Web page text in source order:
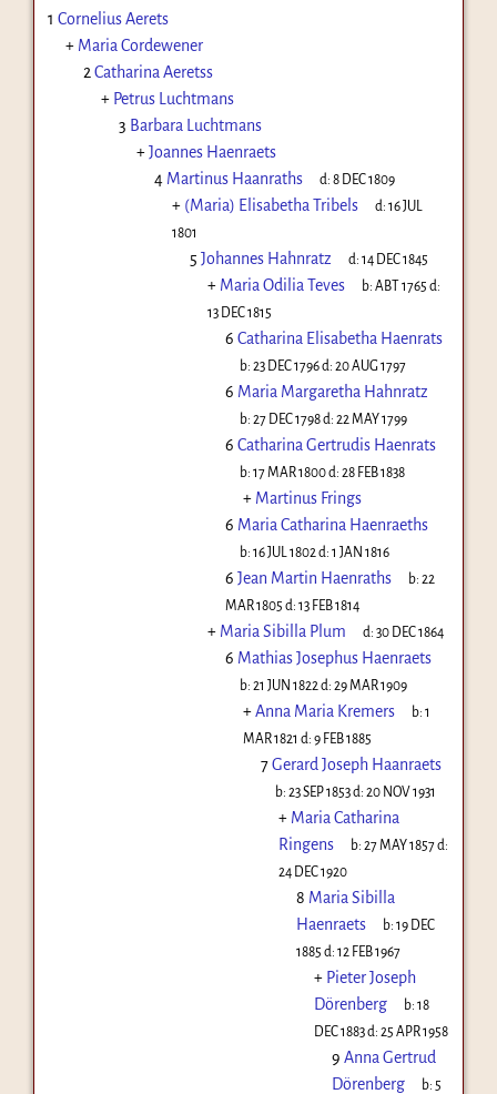
1 Cornelius Aerets
+ Maria Cordewener
2 Catharina Aeretss
+ Petrus Luchtmans
3 Barbara Luchtmans
+Joannes Haenraets
4 Martinus Haanraths d:8 DEC 1809
+ (Maria) Elisabetha Tribels d:16 JUL
1801
5 Johannes Hahnratz d:14 DEC 1845
+ Maria Odilia Teves b:ABT 1765 d:
13 DEC 1815
6 Catharina Elisabetha Haenrats
b:23 DEC 1796d:20 AUG 1797
6 Maria Margaretha Hahnratz
b:27 DEC 1798d:22 MAY 1799
6 Catharina Gertrudis Haenrats
b:17 MAR 1800d:28 FEB 1838
+ Martinus Frings
6 Maria Catharina Haenraeths
b:16 JUL 1802 d:1 JAN 1816
6 Jean Martin Haenraths b:22
MAR 1805 d: 13 FEB 1814
+ Maria Sibilla Plum d:30 DEC 1864
6 Mathias Josephus Haenraets
b:21 JUN 1822 d:29 MAR 1909
+Anna Maria Kremers b:1
MAR 1821 d: 9 FEB 1885
7Gerard Joseph Haanraets
b:23 SEP 1853d:20 NOV 1931
+ Maria Catharina
Ringens
b:27 MAY 1857d:
24 DEC 1920
8 Maria Sibilla
Haenraets
b:19 DEC
1885 d: 12 FEB 1967
+ Pieter Joseph
Dörenberg
b:18
DEC 1883d: 25 APR 1958
9 Anna Gertrud
Dörenberg
b: 5